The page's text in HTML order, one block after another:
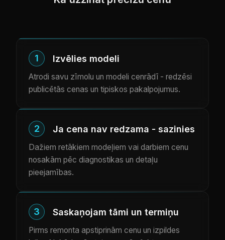
1 Izvēlies modeli
Atrodi savu zīmolu un modeli cenrādī - redzēsi
publicētās cenas un tipiskos pakalpojumus.
2 Ja cena nav redzama - sazinies
Dažiem retākiem modeļiem vai darbiem cenu
nosakām pēc diagnostikas un detaļu
pieejamības.
3 Saskaņojam tāmi un termiņu
Pirms remonta apstiprinām cenu un izpildes